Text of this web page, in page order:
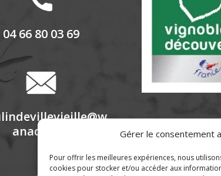
Gérer le consentement
Pour offrir les meilleures expériences, nous
cookies pour stocker et/ou accéder aux
04 66 80 03 69
anadoo.fr